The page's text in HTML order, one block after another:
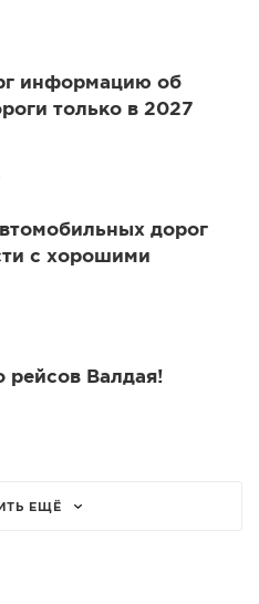
информацию об
только в 2027
дорог
с хорошими
рейсов Валдая!
ЕЩЁ